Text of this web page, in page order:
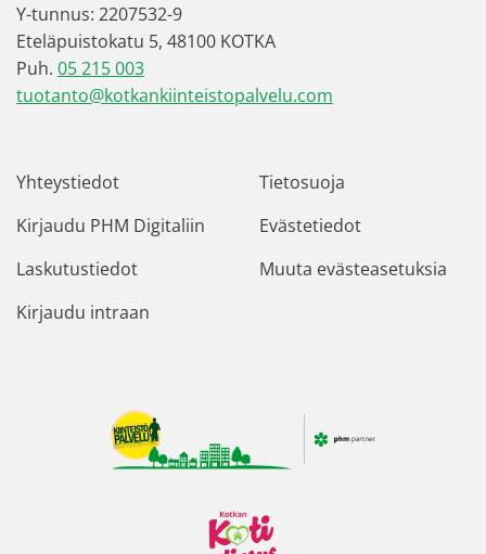
Y-tunnus: 2207532-9
Eteläpuistokatu 5, 48100 KOTKA
Puh. 05 215 003
tuotanto@kotkankiinteistopalvelu.com
Yhteystiedot
Kirjaudu PHM Digitaliin
Laskutustiedot
Kirjaudu intraan
Tietosuoja
Evästetiedot
Muuta evästeasetuksia